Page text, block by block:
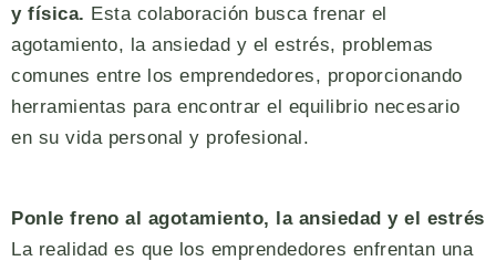
y física. Esta colaboración busca frenar el
agotamiento, la ansiedad y el estrés, problemas
comunes entre los emprendedores, proporcionando
herramientas para encontrar el equilibrio necesario
en su vida personal y profesional.
Ponle freno al agotamiento, la ansiedad y el estrés
La realidad es que los emprendedores enfrentan una